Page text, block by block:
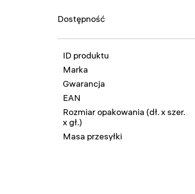
Dostępność
ID produktu
Marka
Gwarancja
EAN
Rozmiar opakowania (dł. x szer.
x gł.)
Masa przesyłki